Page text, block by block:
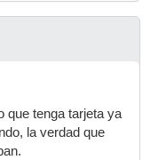
que tenga tarjeta ya
la verdad que